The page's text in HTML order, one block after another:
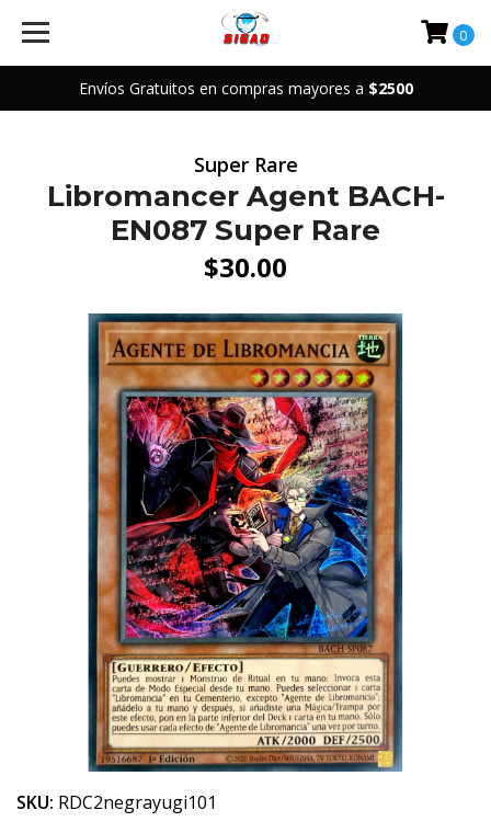
Envíos Gratuitos en compras mayores a $2500
0
Super Rare
Libromancer Agent BACH-
EN087 Super Rare
$30.00
SKU: RDC2negrayugi101